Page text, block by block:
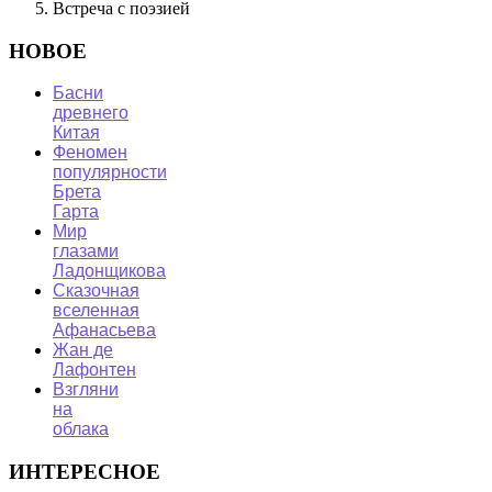
Встреча с поэзией
НОВОЕ
Басни
древнего
Китая
Феномен
популярности
Брета
Гарта
Мир
глазами
Ладонщикова
Сказочная
вселенная
Афанасьева
Жан де
Лафонтен
Взгляни
на
облака
ИНТЕРЕСНОЕ